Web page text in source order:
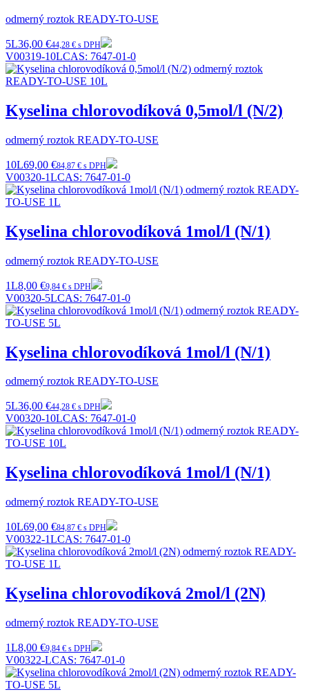
odmerný roztok READY-TO-USE
5L36,00 €44,28 € s DPH
V00319-10LCAS: 7647-01-0
Kyselina chlorovodíková 0,5mol/l (N/2)
odmerný roztok READY-TO-USE
10L69,00 €84,87 € s DPH
V00320-1LCAS: 7647-01-0
Kyselina chlorovodíková 1mol/l (N/1)
odmerný roztok READY-TO-USE
1L8,00 €9,84 € s DPH
V00320-5LCAS: 7647-01-0
Kyselina chlorovodíková 1mol/l (N/1)
odmerný roztok READY-TO-USE
5L36,00 €44,28 € s DPH
V00320-10LCAS: 7647-01-0
Kyselina chlorovodíková 1mol/l (N/1)
odmerný roztok READY-TO-USE
10L69,00 €84,87 € s DPH
V00322-1LCAS: 7647-01-0
Kyselina chlorovodíková 2mol/l (2N)
odmerný roztok READY-TO-USE
1L8,00 €9,84 € s DPH
V00322-LCAS: 7647-01-0